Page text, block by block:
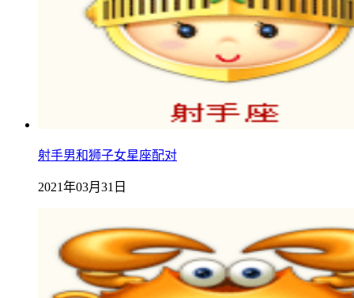
射手男和狮子女星座配对
2021年03月31日